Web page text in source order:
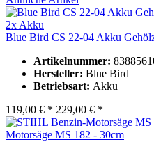
Blue Bird CS 22-04 Akku
Artikelnummer:
Hersteller: Blue Bird
Betriebsart: Akku
119,00 € * 229,00 € *
Motorsäge MS 182 - 30cm